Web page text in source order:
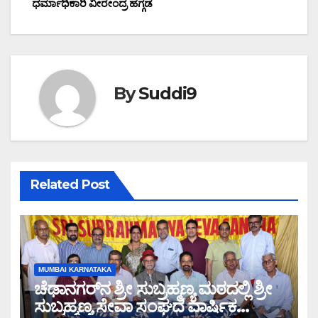
ಧರ್ಮಾಧಿಕಾರಿ ವೀರೇಂದ್ರ ಹೆಗ್ಗಡೆ
BySuddi9
Related Post
MUMBAI KARNATAKA
ಚೆಢಾನಗರ್‌ನ ಶ್ರೀ ಸುಬ್ರಹ್ಮಣ್ಯ ಮಠದಲ್ಲಿ ಶ್ರೀ
ಸುಬ್ರಹ್ಮಣ್ಯ ಸೇವಾ ಸಂಘದ ವಾರ್ಷಿಕ